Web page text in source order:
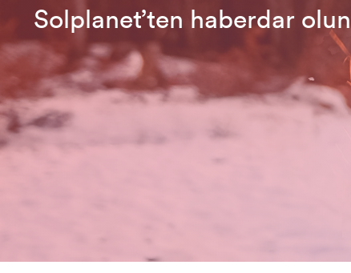
Solplanet’ten haberdar olun